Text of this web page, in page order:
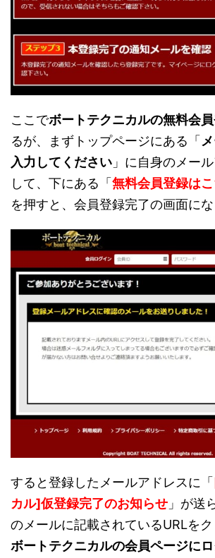
ここでボートテクニカルの無料会
るが、まずトップページにある「
入力してください 」に自身のメー
して、下にある「 無料会員登録はこ
を押すと、会員登録完了の画面にな
すると登録したメールアドレスに「
カル]仮登録完了のお知らせ 」が送
のメールに記載されているURLをク
ボートテクニカルの会員ページに